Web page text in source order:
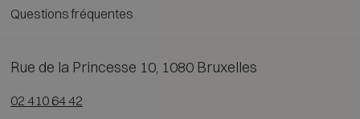
Questions fréquentes
Rue de la Princesse 10, 1080 Bruxelles
02 410 64 42